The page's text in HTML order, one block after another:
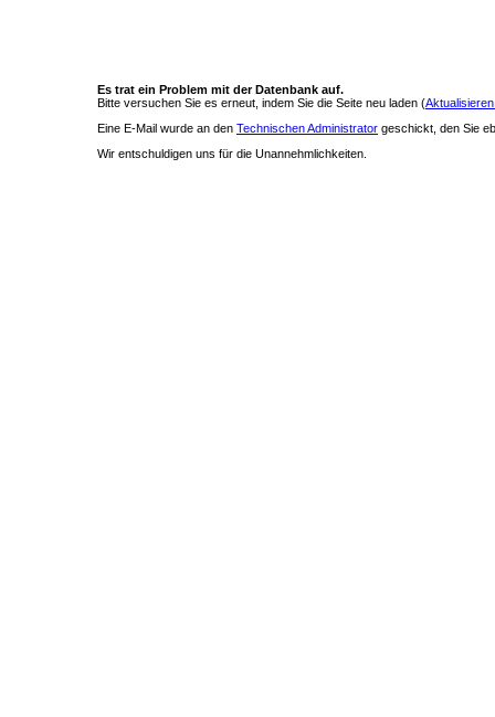
Es trat ein Problem mit der Datenbank auf.
Bitte versuchen Sie es erneut, indem Sie die Seite neu laden (
Eine E-Mail wurde an den Technischen Administrator geschickt, den Sie
Wir entschuldigen uns für die Unannehmlichkeiten.